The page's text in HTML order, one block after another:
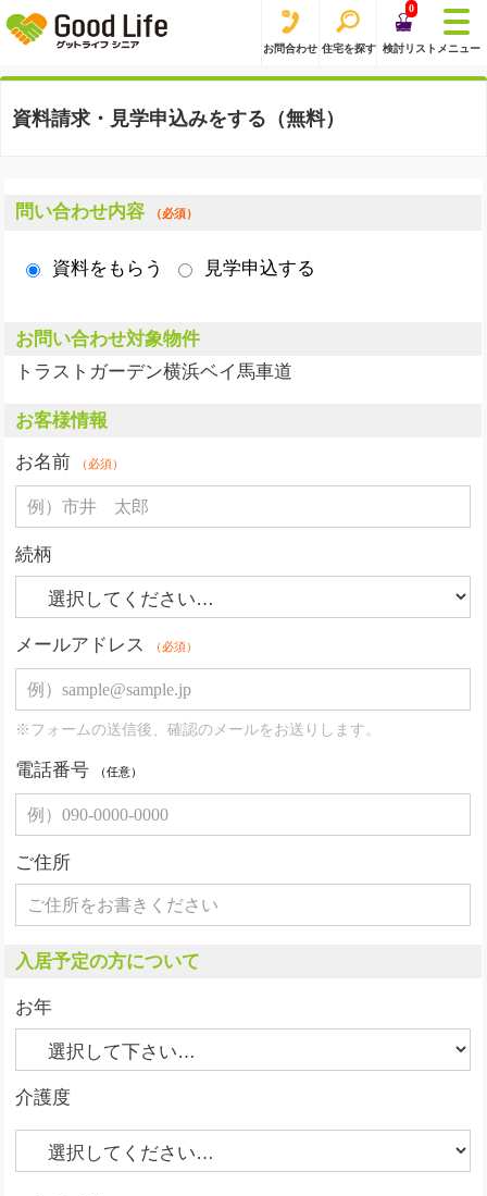
お問合わせ 住宅を探す
0
検討リスト メニュー
資料請求・見学申込みをする（無料）
問い合わせ内容 （必須）
資料をもらう 見学申込する
お問い合わせ対象物件
トラストガーデン横浜ベイ馬車道
お客様情報
お名前
（必須）
続柄
メールアドレス （必須）
※フォームの送信後、確認のメールをお送りします。
電話番号 （任意）
ご住所
入居予定の方について
お年
介護度